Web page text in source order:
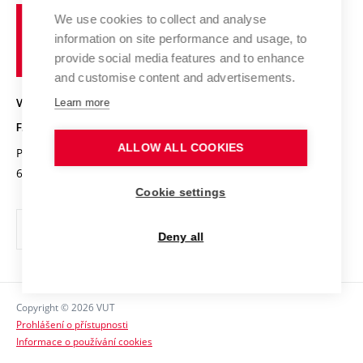
Pracovní nabídky
Den chemie
Chemici z VUT
Stipendia
Studijní předpisy
Projekty
Úspěchy a ocenění
Konference a soutěže
Kvalifikační řízení
Fórum Chemistry and Life
Střední školy a FCH
Popularizace vědy
Historie fakulty
Kalendář akcí
Fotogalerie
Absolventi
Reklamní předměty
Fakultní časopis
Ochrana osobních údajů
Kontakty
Vysoké
učení
technické
v
VYSOKÉ UČENÍ TECHNICKÉ V BRNĚ
FAKULTA CHEMICKÁ
Purkyňova 464/118
612 00 Brno
www.fch.vut.cz
Copyright © 2026 VUT
Prohlášení o přístupnosti
Informace o používání cookies
We use cookies to collect and analyse
information on site performance and usage, to
provide social media features and to enhance
and customise content and advertisements.
Learn more
ALLOW ALL COOKIES
Cookie settings
Deny all